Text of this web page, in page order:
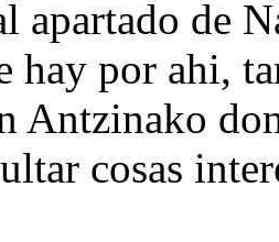
apartado de
hay por ahi,
Antzinako
cosas